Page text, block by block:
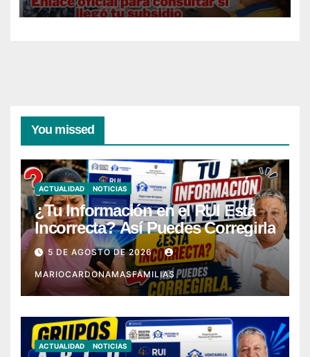
You missed
ACTUALIDAD NOTICIAS
¿Tu Información en el RUI Está
Incorrecta? Así Puedes Corregirla
5 DE AGOSTO DE 2026
MARIOCARDONAMASFAMILIAS
ACTUALIDAD NOTICIAS